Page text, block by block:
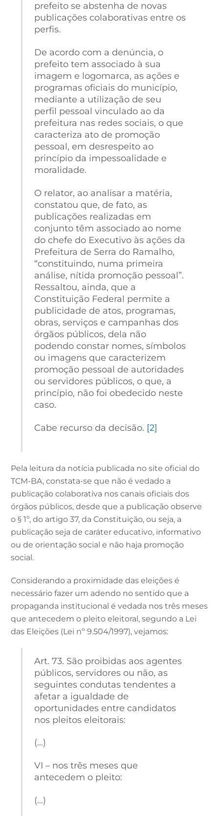
prefeito se abstenha de novas
publicações colaborativas entre os
perfis.
De acordo com a denúncia, o
prefeito tem associado à sua
imagem e logomarca, as ações e
programas oficiais do município,
mediante a utilização de seu
perfil pessoal vinculado ao da
prefeitura nas redes sociais, o que
caracteriza ato de promoção
pessoal, em desrespeito ao
princípio da impessoalidade e
moralidade.
O relator, ao analisar a matéria,
constatou que, de fato, as
publicações realizadas em
conjunto têm associado ao nome
do chefe do Executivo às ações da
Prefeitura de Serra do Ramalho,
“constituindo, numa primeira
análise, nítida promoção pessoal”.
Ressaltou, ainda, que a
Constituição Federal permite a
publicidade de atos, programas,
obras, serviços e campanhas dos
órgãos públicos, dela não
podendo constar nomes, símbolos
ou imagens que caracterizem
promoção pessoal de autoridades
ou servidores públicos, o que, a
princípio, não foi obedecido neste
caso.
Cabe recurso da decisão. [2]
Pela leitura da notícia publicada no site oficial do
TCM-BA, constata-se que não é vedado a
publicação colaborativa nos canais oficiais dos
órgãos públicos, desde que a publicação observe
o § 1º, do artigo 37, da Constituição, ou seja, a
publicação seja de caráter educativo, informativo
ou de orientação social e não haja promoção
social.
Considerando a proximidade das eleições é
necessário fazer um adendo no sentido que a
propaganda institucional é vedada nos três meses
que antecedem o pleito eleitoral, segundo a Lei
das Eleições (Lei nº 9.504/1997), vejamos:
Art. 73. São proibidas aos agentes
públicos, servidores ou não, as
seguintes condutas tendentes a
afetar a igualdade de
oportunidades entre candidatos
nos pleitos eleitorais:
(…)
VI – nos três meses que
antecedem o pleito:
(…)